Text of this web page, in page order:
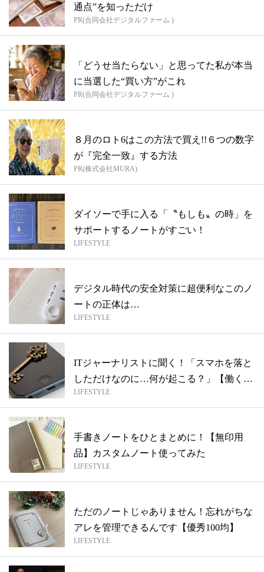
通点”を知っただけ
PR(合同会社デジタルファーム )
「どうせ当たらない」と思ってた私が本当
に当選した“買い方”がこれ
PR(合同会社デジタルファーム )
８月のロト6はこの方法で買え!!６つの数字
が『完全一致』する方法
PR(株式会社MURA)
ダイソーで手に入る「〝もしも〟の時」を
サポートするノートがすごい！
LIFESTYLE
デジタル時代の安全対策に超便利なこのノ
ートの正体は…
LIFESTYLE
ITジャーナリストに聞く！「スマホを落と
しただけなのに…何が起こる？」【働く女
性...
LIFESTYLE
手書きノートをひとまとめに！【無印用
品】カスタムノート使ってみた
LIFESTYLE
ただのノートじゃありません！忘れがちな
アレを管理できるんです【優秀100均】
LIFESTYLE